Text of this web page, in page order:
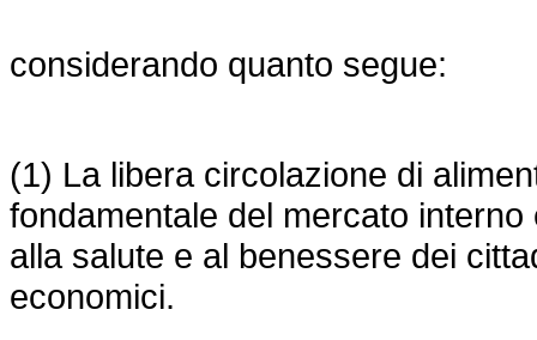
considerando quanto segue:
(1) La libera circolazione di
fondamentale del mercato
alla salute e al benessere dei
economici.